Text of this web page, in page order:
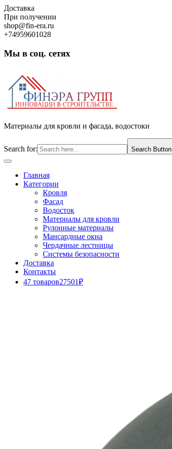
Skip
to
content
Доставка
При получении
shop@fin-era.ru
+74959601028
Мы в соц. сетях
Материалы для кровли и фасада, водостоки
Search for: Search Button
Open
ButtonГлавная
Категории
Кровля
Фасад
Водосток
Материалы для кровли
Рулонные материалы
Мансардные окна
Чердачные лестницы
Системы безопасности
Доставка
Контакты
47 товаров27501₽